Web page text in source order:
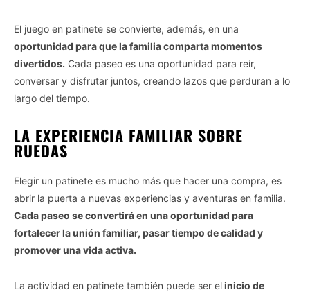
El juego en patinete se convierte, además, en una
oportunidad para que la familia comparta momentos
divertidos. Cada paseo es una oportunidad para reír,
conversar y disfrutar juntos, creando lazos que perduran a lo
largo del tiempo.
LA EXPERIENCIA FAMILIAR SOBRE
RUEDAS
Elegir un patinete es mucho más que hacer una compra, es
abrir la puerta a nuevas experiencias y aventuras en familia.
Cada paseo se convertirá en una oportunidad para
fortalecer la unión familiar, pasar tiempo de calidad y
promover una vida activa.
La actividad en patinete también puede ser elinicio de